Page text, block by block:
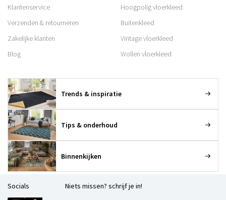
Klantenservice
Verzenden & retourneren
Zakelijke klanten
Blog
Hoogpolig vloerkleed
Buitenkleed
Vintage vloerkleed
Wollen vloerkleed
Trends & inspiratie
Tips & onderhoud
Binnenkijken
Socials Niets missen? schrijf je in!